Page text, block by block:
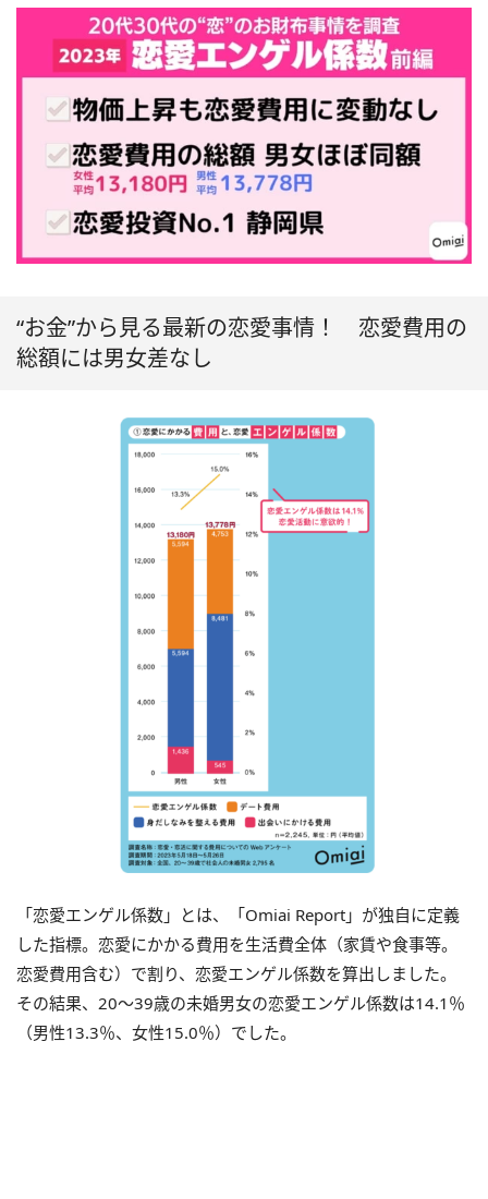
“お金”から見る最新の恋愛事情！ 恋愛費用の
総額には男女差なし
「恋愛エンゲル係数」とは、「Omiai Report」が独自に定義
した指標。恋愛にかかる費用を生活費全体（家賃や食事等。
恋愛費用含む）で割り、恋愛エンゲル係数を算出しました。
その結果、20～39歳の未婚男女の恋愛エンゲル係数は14.1％
（男性13.3％、女性15.0％）でした。